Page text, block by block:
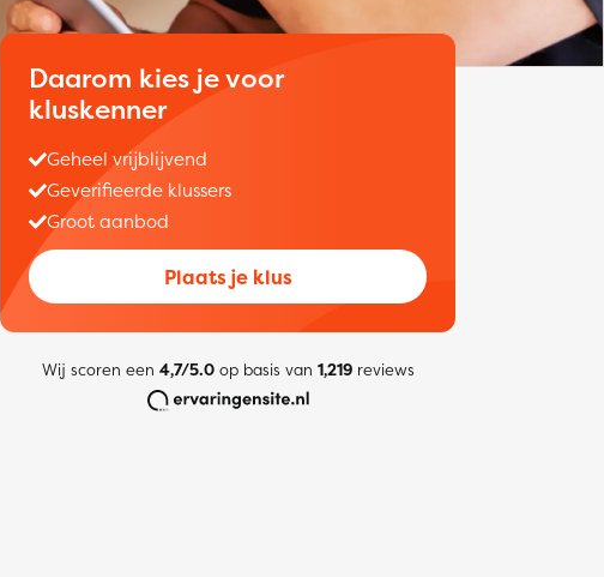
Daarom kies je voor
kluskenner
Geheel vrijblijvend
Geverifieerde klussers
Groot aanbod
Plaats je klus
Wij scoren een 4,7/5.0op basis van 1,219reviews